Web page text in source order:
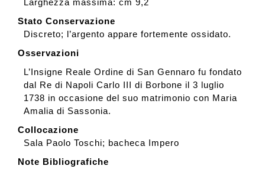
Larghezza massima: cm 9,2
Stato Conservazione
Discreto; l’argento appare fortemente ossidato.
Osservazioni
L’Insigne Reale Ordine di San Gennaro fu fondato
dal Re di Napoli Carlo III di Borbone il 3 luglio
1738 in occasione del suo matrimonio con Maria
Amalia di Sassonia.
Collocazione
Sala Paolo Toschi; bacheca Impero
Note Bibliografiche